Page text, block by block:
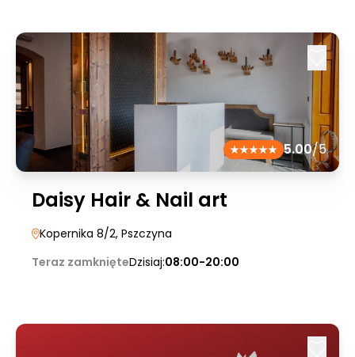
5.00/5
Daisy Hair & Nail art
Kopernika 8/2, Pszczyna
Teraz zamknięteDzisiaj:08:00-20:00